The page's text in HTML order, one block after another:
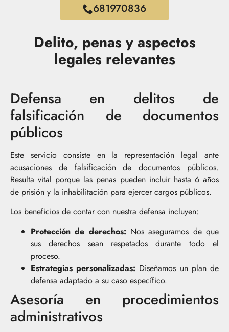
681970836
Delito, penas y aspectos
legales relevantes
Defensa en delitos de
falsificación de documentos
públicos
Este servicio consiste en la representación legal ante
acusaciones de falsificación de documentos públicos.
Resulta vital porque las penas pueden incluir hasta 6 años
de prisión y la inhabilitación para ejercer cargos públicos.
Los beneficios de contar con nuestra defensa incluyen:
Protección de derechos: Nos aseguramos de que
sus derechos sean respetados durante todo el
proceso.
Estrategias personalizadas: Diseñamos un plan de
defensa adaptado a su caso específico.
Asesoría en procedimientos
administrativos